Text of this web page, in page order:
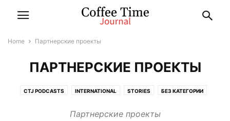
Home Партнерские проекты
ПАРТНЕРСКИЕ ПРОЕКТЫ
CTJ PODCASTS INTERNATIONAL STORIES БЕЗ КАТЕГОРИИ
ПРИВЕТСТВИЕ АВТОРА СТАТЬИ
Партнерские проекты